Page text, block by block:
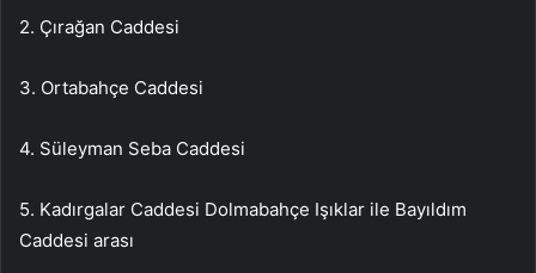
2. Çırağan Caddesi
3. Ortabahçe Caddesi
4. Süleyman Seba Caddesi
5. Kadırgalar Caddesi Dolmabahçe Işıklar ile Bayıldım
Caddesi arası